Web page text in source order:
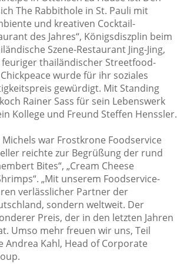
The Rabbithole in St. Pauli mit
und kreativen Cocktail-
des Jahres“, Königsdiszplin beim
Szene-Restaurant Jing-Jing,
thailändischer Streetfood-
wurde für ihr soziales
gewürdigt. Mit Standing
Rainer Sass für sein Lebenswerk
Kollege und Freund Steffen Henssler.
war Frostkrone Foodservice
reichte zur Begrüßung der rund
Bites“, „Cream Cheese
„Mit unserem Foodservice-
verlässlicher Partner der
sondern weltweit. Der
Preis, der in den letzten Jahren
Umso mehr freuen wir uns, Teil
Andrea Kahl, Head of Corporate